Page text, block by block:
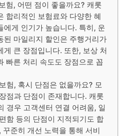
험, 어떤 점이 좋을까요? 캐롯
합리적인 보험료와 다양한 혜
에게 인기가 높습니다. 특히, 운
된 마일리지 할인은 주행거리가
게 큰 장점입니다. 또한, 보상 처
빠른 처리 속도도 장점으로 꼽
험, 혹시 단점은 없을까요? 모
점과 단점이 존재합니다. 캐롯
경우 고객센터 연결 어려움, 일
함 등의 단점이 지적되기도 합
꾸준히 개선 노력을 통해 서비